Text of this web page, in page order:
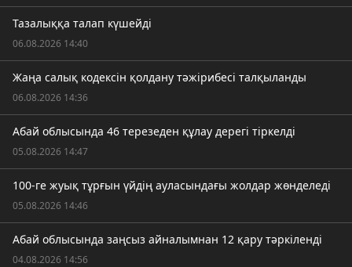
Тазалыққа талап күшейді
06.08.2026 14:40
Жаңа салық кодексін қолдану тәжірибесі талқыланды
06.08.2026 14:36
Абай облысында 46 терезеден құлау дерегі тіркелді
05.08.2026 14:47
100-ге жуық тұрғын үйдің ауласындағы жолдар жөнделеді
05.08.2026 14:46
Абай облысында заңсыз айналымнан 12 қару тәркіленді
04.08.2026 14:56